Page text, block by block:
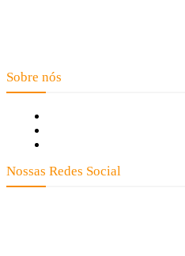
Sobre nós
Nossas Redes Social